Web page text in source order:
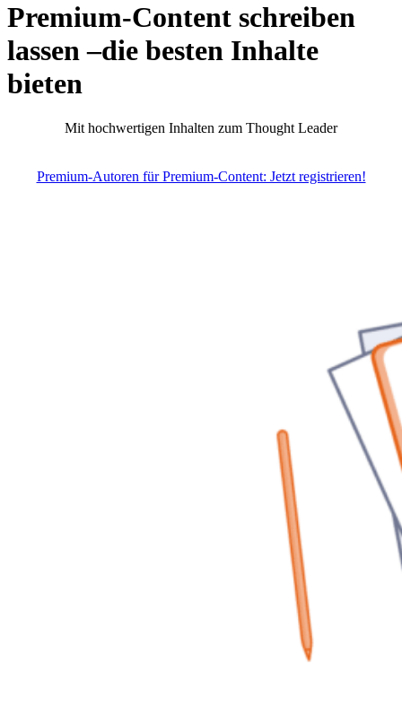
Premium-Content schreiben
lassen –die besten Inhalte
bieten
Mit hochwertigen Inhalten zum Thought Leader
Premium-Autoren für Premium-Content: Jetzt registrieren!